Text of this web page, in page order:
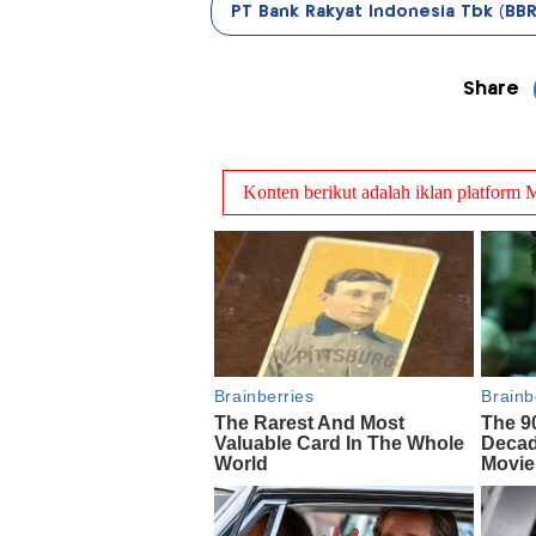
PT Bank Rakyat Indonesia Tbk
Share